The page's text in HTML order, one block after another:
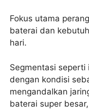
Fokus utama
baterai dan
hari.
Segmentasi seperti
dengan kondisi
mengandalkan
baterai super